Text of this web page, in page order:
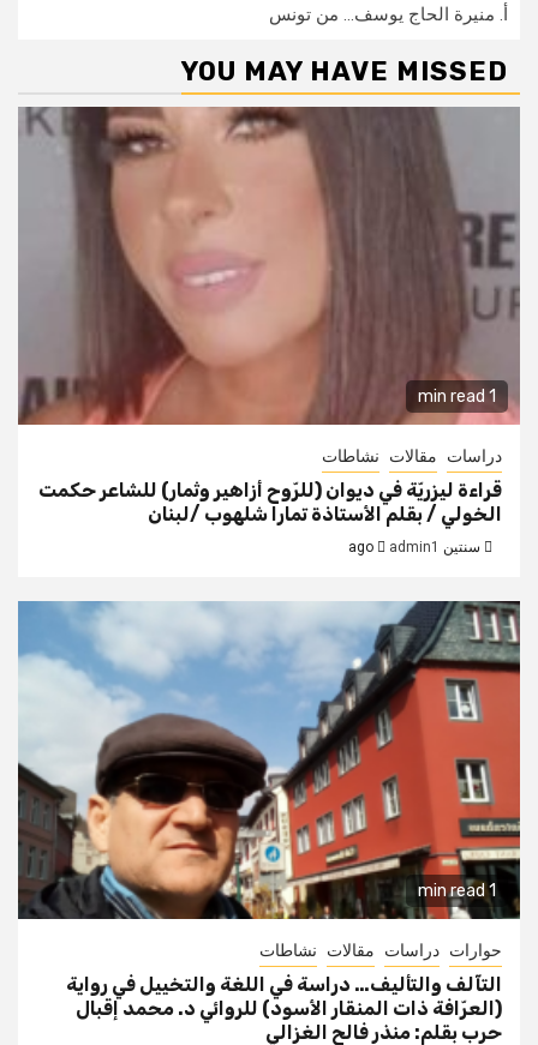
أ. منيرة الحاج يوسف… من تونس
YOU MAY HAVE MISSED
1 min read
دراسات مقالات نشاطات
قراءة ليزريّة في ديوان (للرّوح أزاهير وثمار) للشاعر حكمت
الخولي / بقلم الأستاذة تمارا شلهوب /لبنان
سنتين ago admin1
1 min read
حوارات دراسات مقالات نشاطات
التآلف والتأليف… دراسة في اللغة والتخييل في رواية
(العرّافة ذات المنقار الأسود) للروائي د. محمد إقبال
حرب بقلم: منذر فالح الغزالي